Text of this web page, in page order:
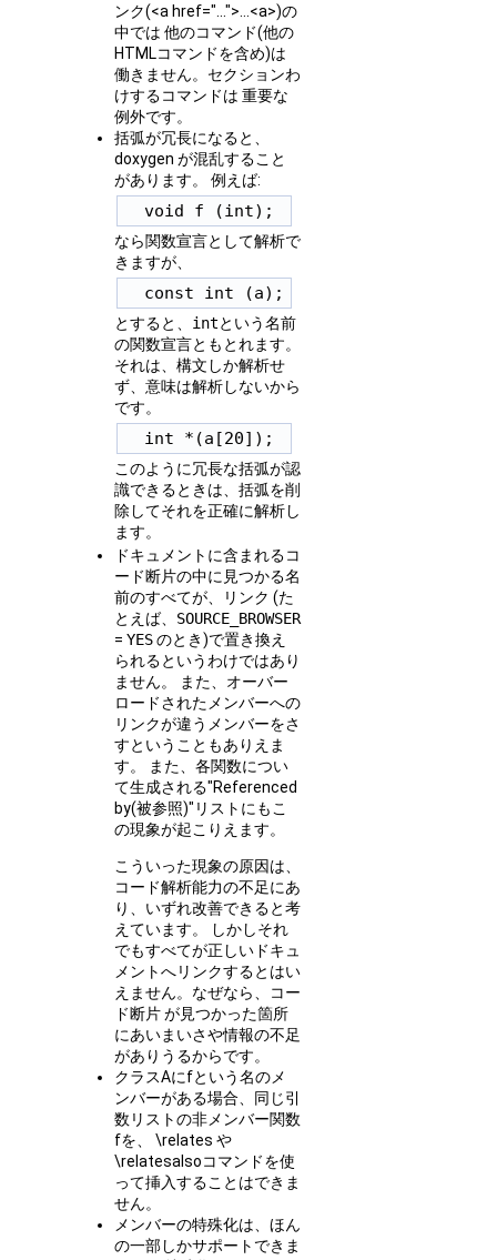
ンク(<a href="...">...<a>)の
中では 他のコマンド(他の
HTMLコマンドを含め)は
働きません。セクションわ
けするコマンドは 重要な
例外です。
括弧が冗長になると、
doxygen が混乱すること
があります。 例えば:
なら関数宣言として解析で
きますが、
とすると、 intという名前
の関数宣言ともとれます。
それは、構文しか解析せ
ず、意味は解析しないから
です。
このように冗長な括弧が認
識できるときは、括弧を削
除してそれを正確に解析し
ます。
ドキュメントに含まれるコ
ード断片の中に見つかる名
前のすべてが、リンク (た
とえば、 SOURCE_BROWSER
= YESのとき)で置き換え
られるというわけではあり
ません。 また、オーバー
ロードされたメンバーへの
リンクが違うメンバーをさ
すということもありえま
す。 また、各関数につい
て生成される"Referenced
by(被参照)"リストにもこ
の現象が起こりえます。
こういった現象の原因は、
コード解析能力の不足にあ
り、いずれ改善できると考
えています。 しかしそれ
でもすべてが正しいドキュ
メントへリンクするとはい
えません。なぜなら、コー
ド断片 が見つかった箇所
にあいまいさや情報の不足
がありうるからです。
クラスAにfという名のメ
ンバーがある場合、同じ引
数リストの非メンバー関数
fを、 \relates や
\relatesalsoコマンドを使
って挿入することはできま
せん。
メンバーの特殊化は、ほん
の一部しかサポートできま